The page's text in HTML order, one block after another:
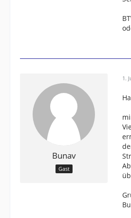
Bunav
Gast
1.